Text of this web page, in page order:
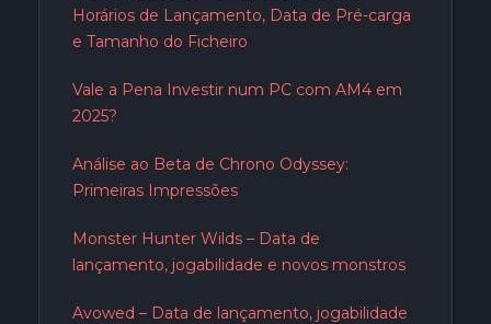
Horários de Lançamento, Data de Pré-carga
e Tamanho do Ficheiro
Vale a Pena Investir num PC com AM4 em
2025?
Análise ao Beta de Chrono Odyssey:
Primeiras Impressões
Monster Hunter Wilds – Data de
lançamento, jogabilidade e novos monstros
Avowed – Data de lançamento, jogabilidade